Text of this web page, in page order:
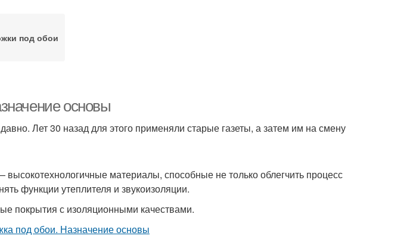
под обои
основы
Лет 30 назад для этого применяли старые газеты, а затем им на смену
материалы, способные не только облегчить процесс
функции утеплителя и звукоизоляции.
покрытия с изоляционными качествами.